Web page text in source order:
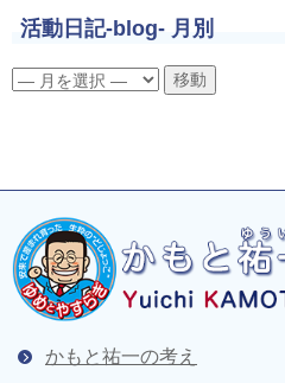
活動日記-blog- 月別
かもと祐一の考え